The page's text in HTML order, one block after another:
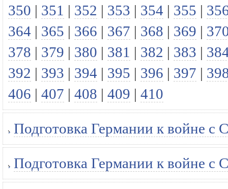
350 | 351 | 352 | 353 | 354 | 355 |
364 | 365 | 366 | 367 | 368 | 369 |
378 | 379 | 380 | 381 | 382 | 383 |
392 | 393 | 394 | 395 | 396 | 397 |
406 | 407 | 408 | 409 | 410
Подготовка Германии к войне с
Подготовка Германии к войне с